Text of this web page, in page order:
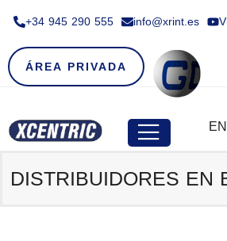
+34 945 290 555​ info@xrint.es
ÁREA PRIVADA
EN
DISTRIBUIDORES EN